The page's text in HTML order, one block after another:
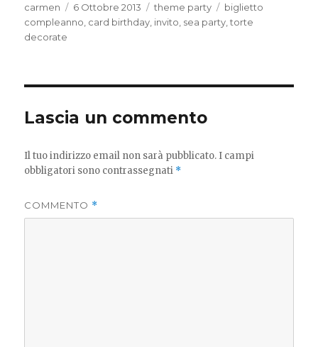
Autore
carmen
Pubblicato
il
6 Ottobre 2013 Categorie
theme party Tag
biglietto
compleanno, card birthday, invito, sea party,torte
decorate
Lascia un commento
Il tuo indirizzo email non sarà pubblicato. I campi
obbligatori sono contrassegnati *
COMMENTO *